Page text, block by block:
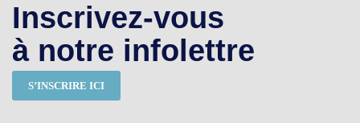
Inscrivez-vous
à notre infolettre
S’INSCRIRE ICI